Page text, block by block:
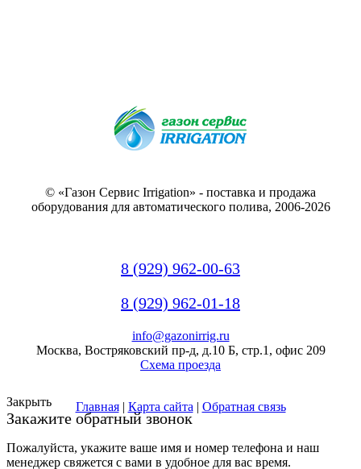
© «Газон Сервис Irrigation» - поставка и продажа
оборудования для автоматического полива, 2006-2026
8 (929) 962-00-63
8 (929) 962-01-18
info@gazonirrig.ru
Москва, Востряковский пр-д, д.10 Б, стр.1, офис 209
Схема проезда
Главная| Карта сайта | Обратная связь
Закрыть
Закажите обратный звонок
Пожалуйста, укажите ваше имя и номер телефона и наш
менеджер свяжется с вами в удобное для вас время.